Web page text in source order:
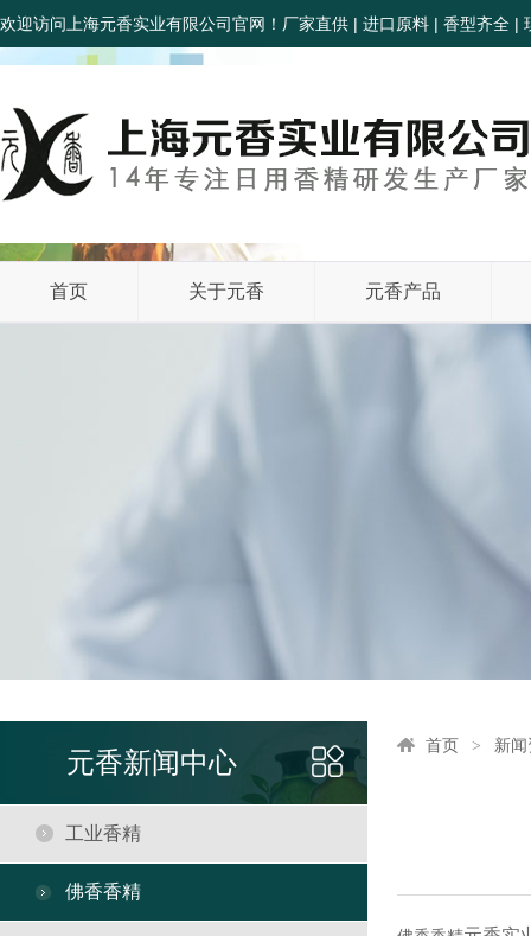
欢迎访问上海元香实业有限公司官网！厂家直供 | 进口原料 | 香型齐全 |
首页 关于元香 元香产品
元香新闻中心
工业香精
佛香香精
首页 新